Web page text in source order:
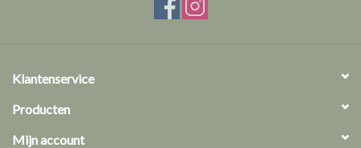
Klantenservice
Producten
Mijn account